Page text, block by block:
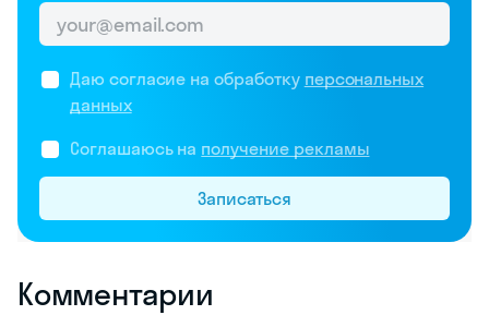
Даю согласие на обработку персональных
данных
Соглашаюсь на получение рекламы
Записаться
Комментарии